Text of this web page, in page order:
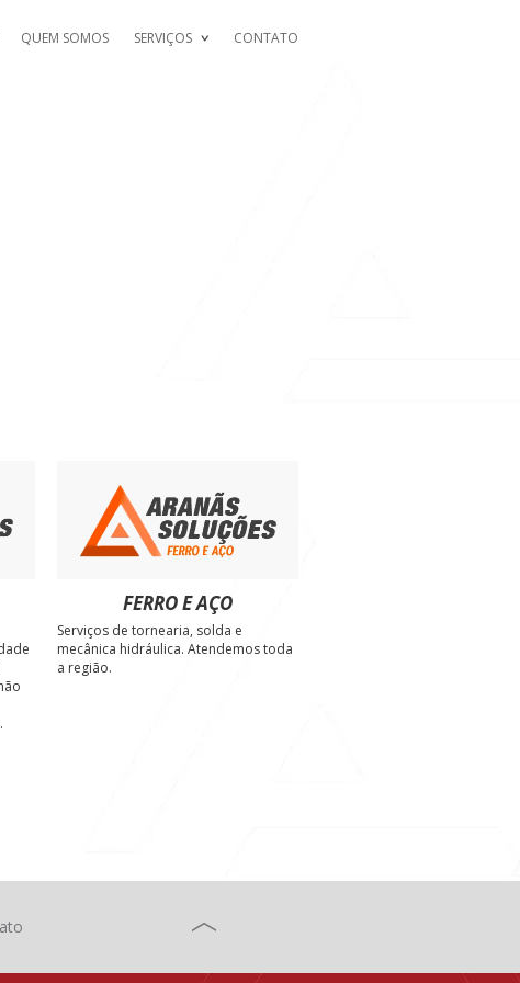
QUEM SOMOS SERVIÇOS CONTATO
FERRO E AÇO
Serviços de tornearia, solda e
mecânica hidráulica. Atendemos toda
a região.